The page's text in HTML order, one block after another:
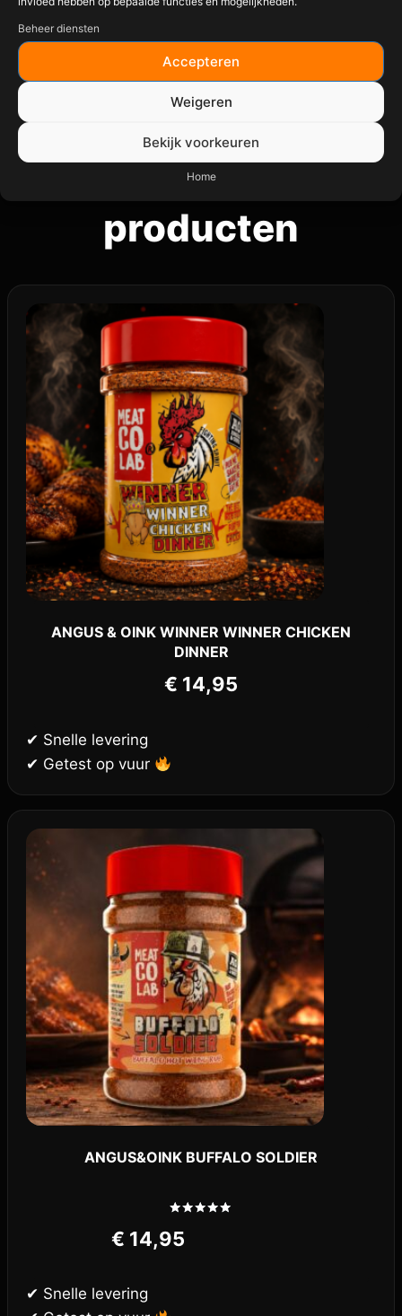
Beheer diensten
Accepteren
Weigeren
Bekijk voorkeuren
Home
Ingrediënten
Zeezout, zwarte peper, knoflook, specerijen en
siliciumdioxide (antiklontermiddel).
Gerelateerde
producten
ANGUS & OINK WINNER WINNER CHICKEN
DINNER
€ 14,95
✔ Snelle levering
✔ Getest op vuur
ANGUS&OINK BUFFALO SOLDIER
5.00
€ 14,95
✔ Snelle levering